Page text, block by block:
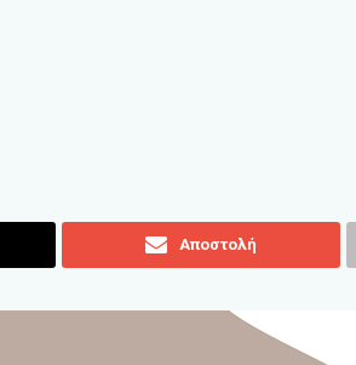
Αποστολή